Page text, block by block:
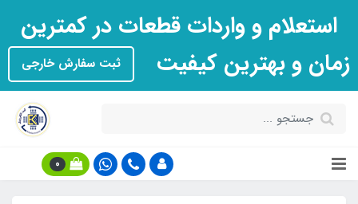
استعلام و واردات قطعات در کمترین
زمان و بهترین کیفیت
ثبت سفارش خارجی
0